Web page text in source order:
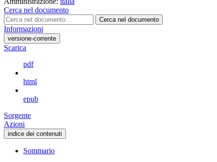
Cerca nel documento
Cerca nel documento
Informazioni
versione-corrente
Scarica
pdf
html
epub
Sorgente
Azioni
indice dei contenuti
Sommario